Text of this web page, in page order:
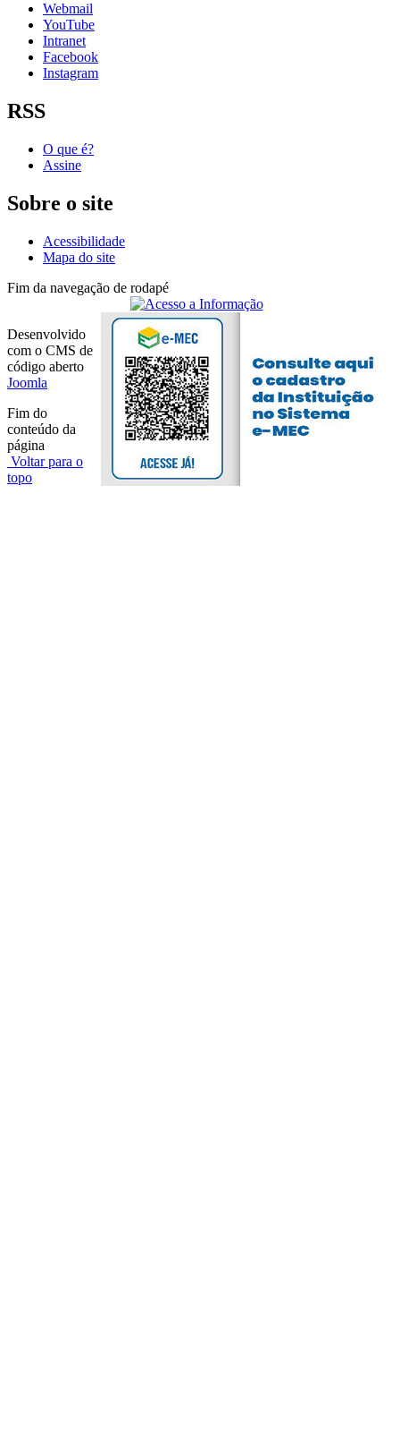
Webmail
YouTube
Intranet
Facebook
Instagram
RSS
O que é?
Assine
Sobre o site
Acessibilidade
Mapa do site
Fim da navegação de rodapé
Desenvolvido
com o CMS de
código aberto
Joomla
Fim do
conteúdo da
página
Voltar para o
topo